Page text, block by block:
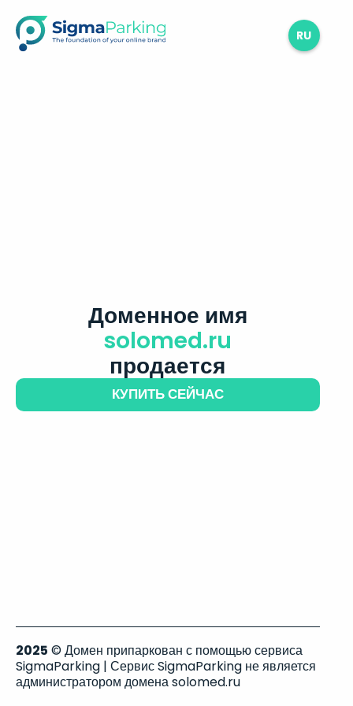
RU
Доменное имя
solomed.ru
продается
КУПИТЬ СЕЙЧАС
2025 © Домен припаркован с помощью сервиса
SigmaParking | Сервис SigmaParking не является
администратором домена solomed.ru